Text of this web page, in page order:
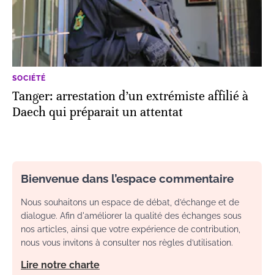
SOCIÉTÉ
Tanger: arrestation d’un extrémiste affilié à
Daech qui préparait un attentat
Bienvenue dans l’espace commentaire
Nous souhaitons un espace de débat, d’échange et de
dialogue. Afin d'améliorer la qualité des échanges sous
nos articles, ainsi que votre expérience de contribution,
nous vous invitons à consulter nos règles d’utilisation.
Lire notre charte